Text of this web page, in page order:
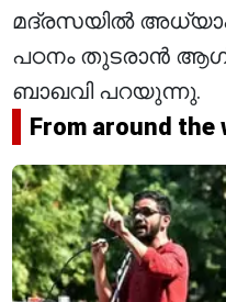
മദ്രസയിൽ
പഠനം തുടരാൻ
ബാഖവി പറയുന്നു.
From around the